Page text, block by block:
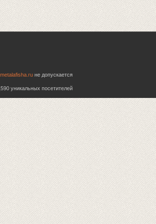
metalafisha.ru не допускается
уникальных посетителей